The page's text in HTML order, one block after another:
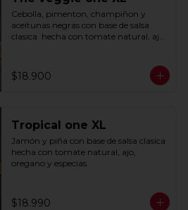
Cebolla, pimenton, champiñon y
aceitunas negras con base de salsa
clasica  hecha con tomate natural, ajo,
$18.900
Tropical one XL
Jamón y piña con base de salsa clasica
hecha con tomate natural, ajo,
oregano y especias.
$18.990